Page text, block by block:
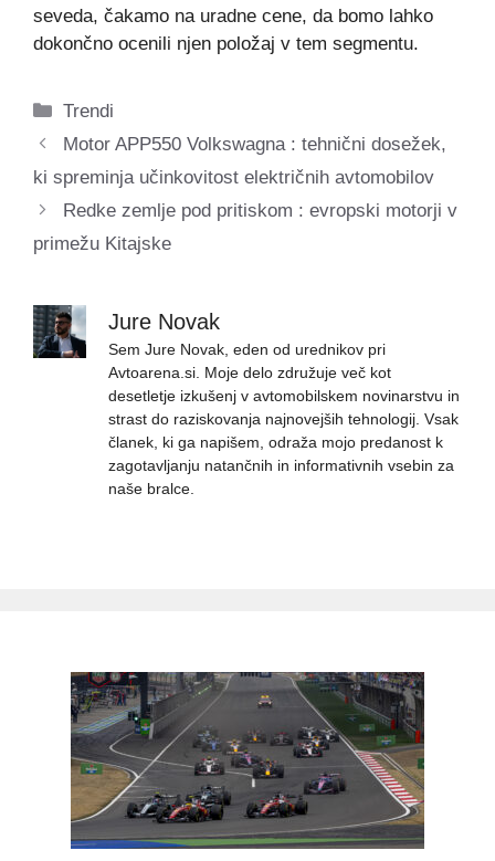
seveda, čakamo na uradne cene, da bomo lahko
dokončno ocenili njen položaj v tem segmentu.
Categories
Trendi
Motor APP550 Volkswagna : tehnični dosežek,
ki spreminja učinkovitost električnih avtomobilov
Redke zemlje pod pritiskom : evropski motorji v
primežu Kitajske
Jure Novak
Sem Jure Novak, eden od urednikov pri
Avtoarena.si. Moje delo združuje več kot
desetletje izkušenj v avtomobilskem novinarstvu in
strast do raziskovanja najnovejših tehnologij. Vsak
članek, ki ga napišem, odraža mojo predanost k
zagotavljanju natančnih in informativnih vsebin za
naše bralce.